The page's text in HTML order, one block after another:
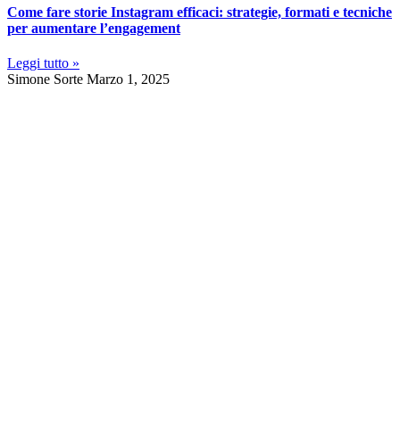
Come fare storie Instagram efficaci: strategie, formati e tecniche
per aumentare l’engagement
Leggi tutto »
Simone Sorte Marzo 1, 2025